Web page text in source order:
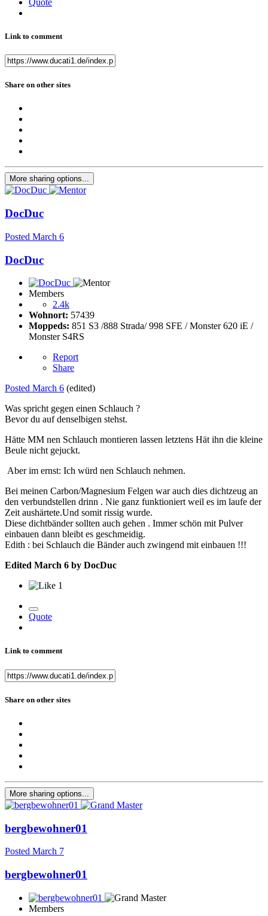
Link to comment
Share on other sites
More sharing options...
DocDuc
Posted March 6
DocDuc
Members
2.4k
Wohnort: 57439
Moppeds: 851 S3 /888 Strada/ 998 SFE / Monster 620 iE /
Monster S4RS
Report
Share
Posted March 6 (edited)
Was spricht gegen einen Schlauch ?
Bevor du auf denselbigen stehst.
Hätte MM nen Schlauch montieren lassen letztens Hät ihn die kleine
Beule nicht gejuckt.
Aber im ernst: Ich würd nen Schlauch nehmen.
Bei meinen Carbon/Magnesium Felgen war auch dies dichtzeug an
den verbundstellen drinn . Nie ganz funktioniert weil es im laufe der
Zeit aushärtete.Und somit rissig wurde.
Diese dichtbänder sollten auch gehen . Immer schön mit Pulver
einbauen dann bleibt es geschmeidig.
Edith : bei Schlauch die Bänder auch zwingend mit einbauen !!!
Edited March 6 by DocDuc
1
Quote
Link to comment
Share on other sites
More sharing options...
bergbewohner01
Posted March 7
bergbewohner01
Members